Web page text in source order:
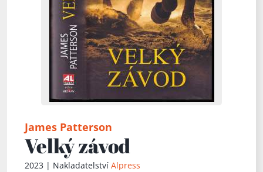
James Patterson
Velký závod
2023 | Nakladatelství Alpress